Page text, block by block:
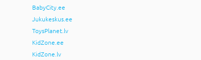
BabyCity.ee
Jukukeskus.ee
ToysPlanet.lv
KidZone.ee
KidZone.lv